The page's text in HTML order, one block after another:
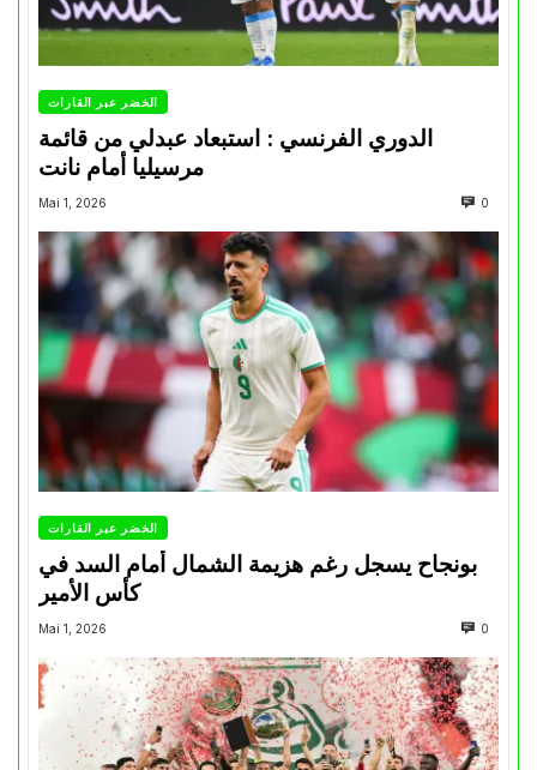
الخضر عبر القارات
الدوري الفرنسي : استبعاد عبدلي من قائمة
مرسيليا أمام نانت
Mai 1, 2026 0
الخضر عبر القارات
بونجاح يسجل رغم هزيمة الشمال أمام السد في
كأس الأمير
Mai 1, 2026 0